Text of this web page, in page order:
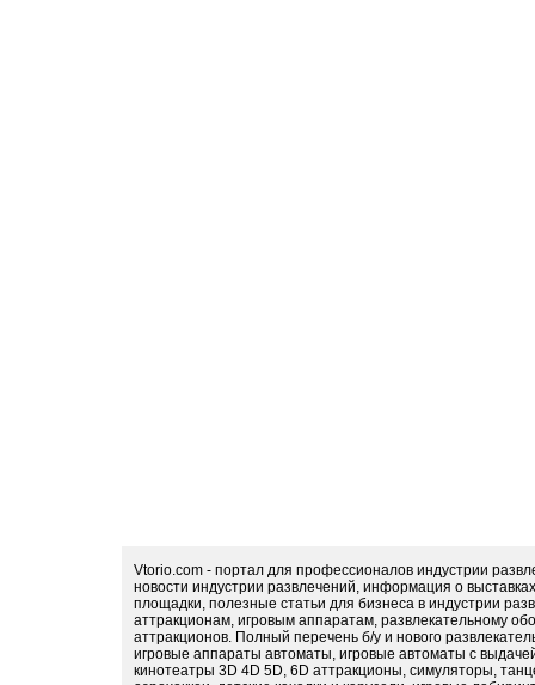
Vtorio.com - портал для профессионалов индустрии
новости индустрии развлечений, информация о
площадки, полезные статьи для бизнеса в индустрии
аттракционам, игровым аппаратам, развлекательному
аттракционов. Полный перечень б/у и нового
игровые аппараты автоматы, игровые автоматы с
кинотеатры 3D 4D 5D, 6D аттракционы, симуляторы,